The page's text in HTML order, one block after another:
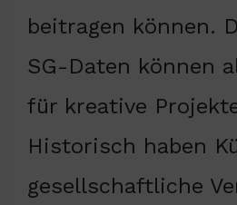
beitragen können.
SG-Daten können
für kreative
Historisch haben
gesellschaftliche